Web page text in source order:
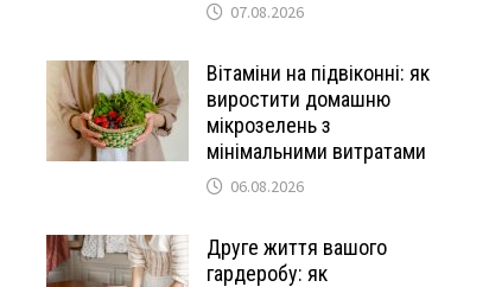
07.08.2026
Вітаміни на підвіконні: як
виростити домашню
мікрозелень з
мінімальними витратами
06.08.2026
Друге життя вашого
гардеробу: як